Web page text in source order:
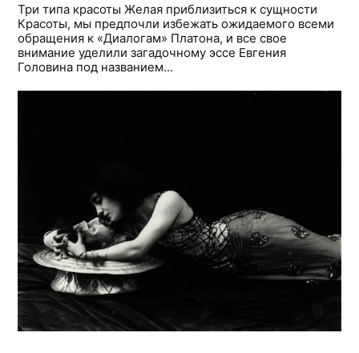
Три типа красоты Желая приблизиться к сущности
Красоты, мы предпочли избежать ожидаемого всеми
обращения к «Диалогам» Платона, и все свое
внимание уделили загадочному эссе Евгения
Головина под названием...